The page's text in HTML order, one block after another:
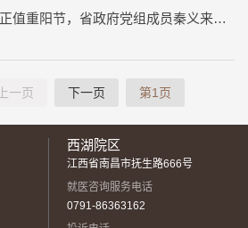
2024年10月11日上午，正值重阳节，省政府党组成员秦义来到江西中医药大学附属医院，亲切看望慰问其所联系的专家国医大师皮持衡教授。
上一页 下一页 第1页
西湖院区
江西省南昌市抚生路666号
就医咨询服务电话
0791-86363162